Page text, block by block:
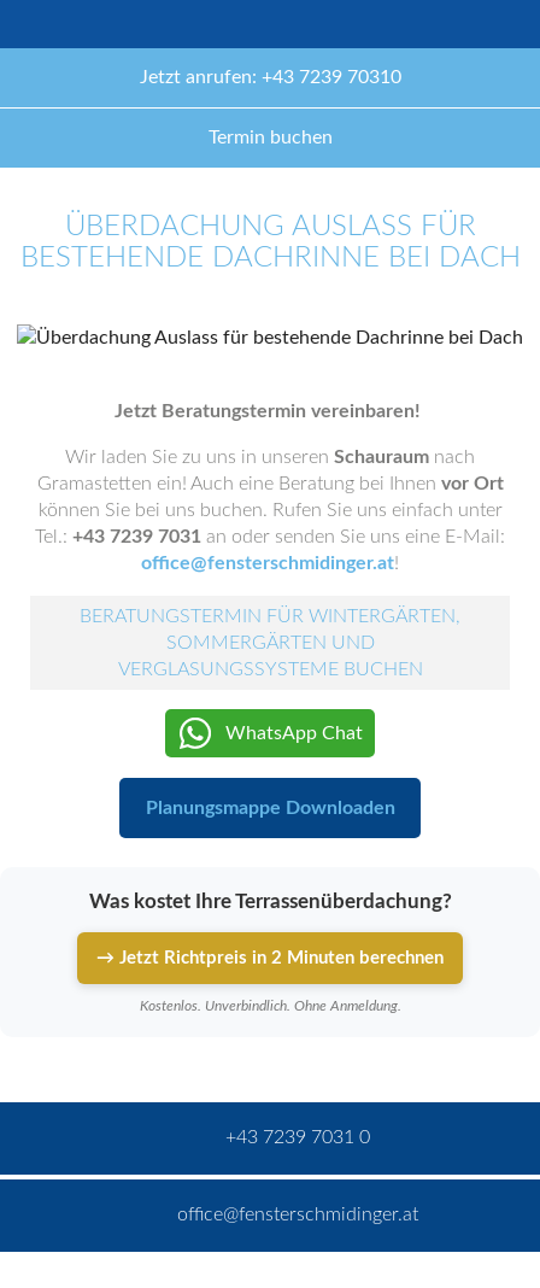
Jetzt anrufen: +43 7239 70310
Termin buchen
ÜBERDACHUNG AUSLASS FÜR
BESTEHENDE DACHRINNE BEI DACH
Jetzt Beratungstermin vereinbaren!
Wir laden Sie zu uns in unseren Schauraum nach
Gramastetten ein! Auch eine Beratung bei Ihnen vor Ort
können Sie bei uns buchen. Rufen Sie uns einfach unter
Tel.: +43 7239 7031 an oder senden Sie uns eine E-Mail:
office@fensterschmidinger.at!
BERATUNGSTERMIN FÜR WINTERGÄRTEN,
SOMMERGÄRTEN UND
VERGLASUNGSSYSTEME BUCHEN
WhatsApp Chat
Planungsmappe Downloaden
Was kostet Ihre Terrassenüberdachung?
→ Jetzt Richtpreis in 2 Minuten berechnen
Kostenlos. Unverbindlich. Ohne Anmeldung.
+43 7239 7031 0
office@fensterschmidinger.at